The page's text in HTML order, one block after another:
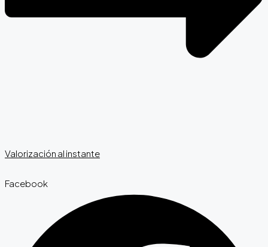
Valorización al instante
Facebook